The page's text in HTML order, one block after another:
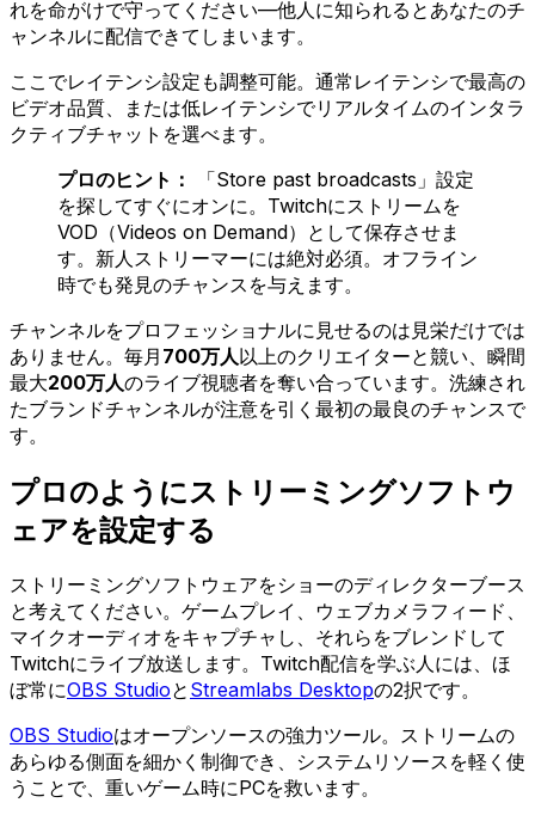
れを命がけで守ってください—他人に知られるとあなたのチ
ャンネルに配信できてしまいます。
ここでレイテンシ設定も調整可能。通常レイテンシで最高の
ビデオ品質、または低レイテンシでリアルタイムのインタラ
クティブチャットを選べます。
プロのヒント：
「Store past broadcasts」設定
を探してすぐにオンに。Twitchにストリームを
VOD（Videos on Demand）として保存させま
す。新人ストリーマーには絶対必須。オフライン
時でも発見のチャンスを与えます。
チャンネルをプロフェッショナルに見せるのは見栄だけでは
ありません。毎月 700万人以上のクリエイターと競い、瞬間
最大200万人のライブ視聴者を奪い合っています。洗練され
たブランドチャンネルが注意を引く最初の最良のチャンスで
す。
プロのようにストリーミングソフトウ
ェアを設定する
ストリーミングソフトウェアをショーのディレクターブース
と考えてください。ゲームプレイ、ウェブカメラフィード、
マイクオーディオをキャプチャし、それらをブレンドして
Twitchにライブ放送します。Twitch配信を学ぶ人には、ほ
ぼ常にOBS Studioと Streamlabs Desktopの2択です。
OBS Studioはオープンソースの強力ツール。ストリームの
あらゆる側面を細かく制御でき、システムリソースを軽く使
うことで、重いゲーム時にPCを救います。